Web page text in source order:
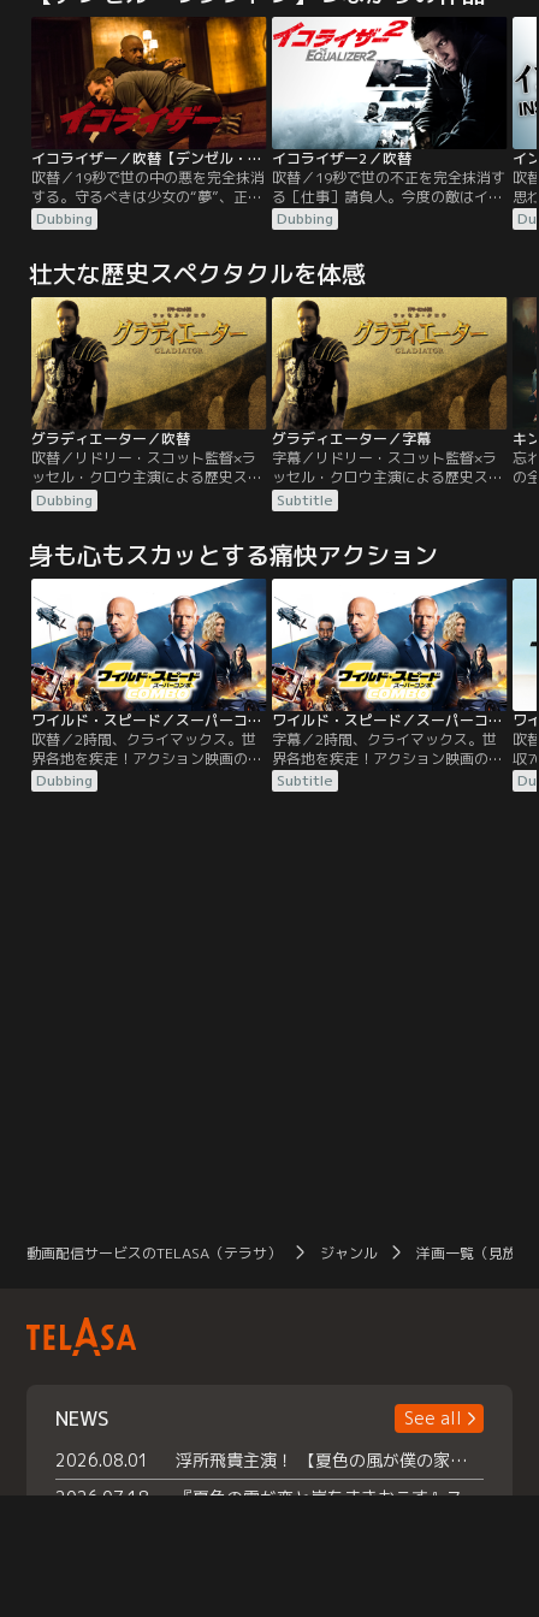
イコライザー／吹替【デンゼル・ワシントン＋クロエ・グレース・モレッツ】
吹替／19秒で世の中の悪を完全抹消
する。守るべきは少女の“夢”、正す
べきは世の“不正”。デンゼル・ワシ
ントン主演ハードボイルドアクショ
働くマッコールは元CIAのトップエ
ージェント。ある夜、娼婦のテリー
と出逢い、彼女がロシアン・マフィ
アに酷い仕打ちを受けていることを
知る。夜、マッコールはもう一つの
「仕事」を遂行する…。
Dubbing
イコライザー2／吹替
吹替／19秒で世の不正を完全抹消す
る［仕事］請負人。今度の敵はイコ
ライザー。昼の顔と夜の顔を合わせ
持つ元CIA エージェント、ロバー
イバーとしてボストンの街に溶け込
み、夜は冷静残虐に悪人を始末して
いく。彼の“仕事請負人＝イコライ
ザー”としての顔は誰も知らない。
ただひとり、CIA時代の上官スーザ
ンを除いては…。
Dubbing
吹
思
末
件
す
す
の
壮大な歴史スペクタクルを体感
グラディエーター／吹替
吹替／リドリー・スコット監督×ラ
ッセル・クロウ主演による歴史スペ
クタクル。西暦180年、古代ローマ
帝国。英雄騎士マキシマスは、皇帝
なってしまう。彼は剣闘士として
次々と強敵を倒していくが……。
2000年のアカデミー賞では、作品
賞、主演男優賞をはじめ5部門を受
賞した。
Dubbing
グラディエーター／字幕
字幕／リドリー・スコット監督×ラ
ッセル・クロウ主演による歴史スペ
クタクル。西暦180年、古代ローマ
帝国。英雄騎士マキシマスは、皇帝
なってしまう。彼は剣闘士として
次々と強敵を倒していくが……。
2000年のアカデミー賞では、作品
賞、主演男優賞をはじめ5部門を受
賞した。
Subtitle
キ
忘
の
身も心もスカッとする痛快アクション
ワイルド・スピード／スーパーコンボ／吹替
吹替／2時間、クライマックス。世
界各地を疾走！アクション映画の歴
史をも塗り替えるぶっちぎりのスケ
ール感！ロサンゼルスで娘と暮らす
Dubbing
ワイルド・スピード／スーパーコンボ／字幕
字幕／2時間、クライマックス。世
界各地を疾走！アクション映画の歴
史をも塗り替えるぶっちぎりのスケ
ール感！ロサンゼルスで娘と暮らす
Subtitle
吹
収
ン
ジ
動画配信サービスのTELASA（テラサ） ジャンル 洋画一覧（見放題
NEWS
See all
2026.08.01
浮所飛貴主演！ 【夏色の風が僕の家にやってきた】 本日よりテラサで独占配信スタート！
2026.07.18
『夏色の雲が恋と嵐をまきおこす』スペシャルメイキング 【Part1】2026年７月18日（土）23時30分～配信スタート！話題のシーンの裏側を大公開！豪華キャスト大集合！ 『武宮家 真夏の家族会議』開催！